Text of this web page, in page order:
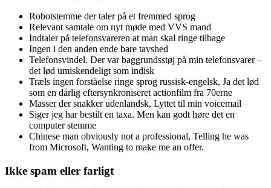
Robotstemme der taler på et fremmed sprog
Relevant samtale om nyt møde med VVS mand
Indtaler på telefonsvareren at man skal ringe tilbage
Ingen i den anden ende bare tavshed
Telefonsvindel. Der var baggrundsstøj på min telefonsvarer –
det lød umiskendeligt som indisk
Træls ingen forståelse ringe sprog russisk-engelsk, Ja det lød
som en dårlig eftersynkroniseret actionfilm fra 70erne
Masser der snakker udenlandsk, Lyttet til min voicemail
Siger jeg har bestilt en taxa. Men kan godt høre det en
computer stemme
Chinese man obviously not a professional, Telling he was
from Microsoft, Wanting to make me an offer.
Ikke spam eller farligt